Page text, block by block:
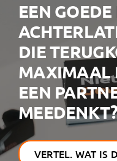
EEN
DIE
MAXIMAAL
EEN
VERTEL. WAT IS